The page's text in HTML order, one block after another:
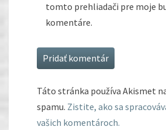
tomto prehliadači pre moje
komentáre.
Táto stránka používa Akismet
spamu. Zistite, ako sa
vašich komentároch.